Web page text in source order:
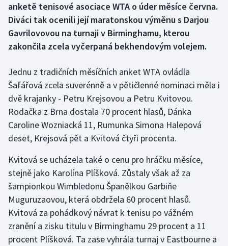
Box
Curling
Florbal
Futsal
Golf
Gymnastika
Házená
Jezdectví
Judo
anketě tenisové asociace WTA o úder měsíce června.
Diváci tak ocenili její maratonskou výměnu s Darjou
Gavrilovovou na turnaji v Birminghamu, kterou
zakončila zcela vyčerpaná bekhendovým volejem.
Jednu z tradičních měsíčních anket WTA ovládla
Šafářová zcela suverénně a v pětičlenné nominaci měla i
dvě krajanky - Petru Krejsovou a Petru Kvitovou.
Rodačka z Brna dostala 70 procent hlasů, Dánka
Caroline Wozniacká 11, Rumunka Simona Halepová
deset, Krejsová pět a Kvitová čtyři procenta.
Kvitová se ucházela také o cenu pro hráčku měsíce,
stejně jako Karolína Plíšková. Zůstaly však až za
šampionkou Wimbledonu Španělkou Garbiňe
Muguruzaovou, která obdržela 60 procent hlasů.
Kvitová za pohádkový návrat k tenisu po vážném
zranění a zisku titulu v Birminghamu 29 procent a 11
procent Plíšková. Ta zase vyhrála turnaj v Eastbourne a